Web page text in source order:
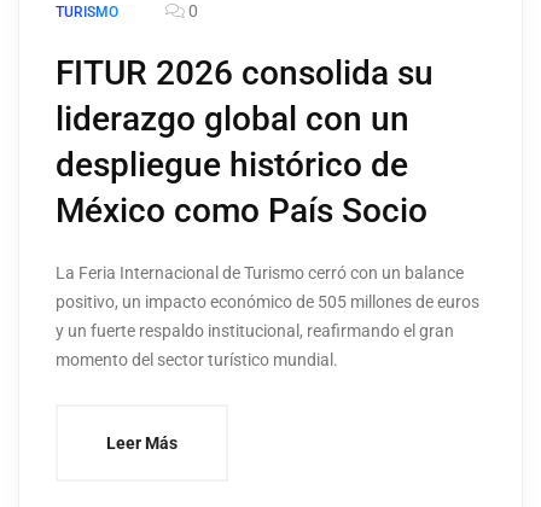
TURISMO 0
FITUR 2026 consolida su
liderazgo global con un
despliegue histórico de
México como País Socio
La Feria Internacional de Turismo cerró con un balance
positivo, un impacto económico de 505 millones de euros
y un fuerte respaldo institucional, reafirmando el gran
momento del sector turístico mundial.
Leer Más